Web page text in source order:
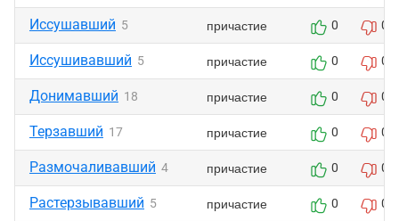
Иссушавший 5 причастие 0 0
Иссушивавший 5 причастие 0 0
Донимавший 18 причастие 0 0
Терзавший 17 причастие 0 0
Размочаливавший 4 причастие 0 0
Растерзывавший 5 причастие 0 0